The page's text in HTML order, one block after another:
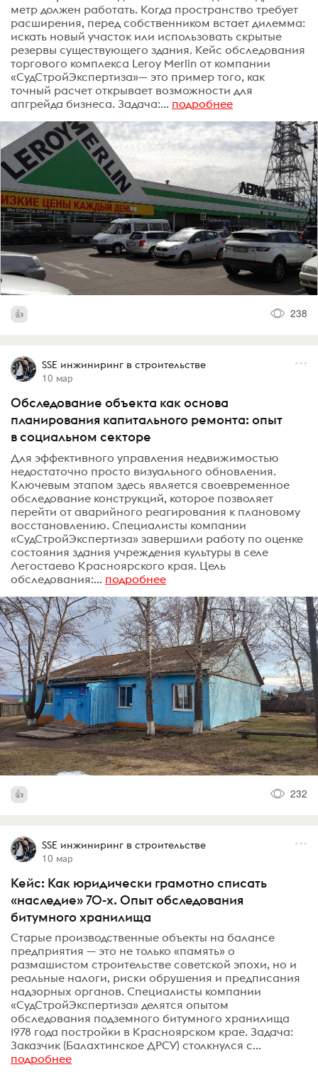
метр должен работать. Когда пространство требует
расширения, перед собственником встает дилемма:
искать новый участок или использовать скрытые
резервы существующего здания. Кейс обследования
торгового комплекса Leroy Merlin от компании
«СудСтройЭкспертиза»— это пример того, как
точный расчет открывает возможности для
апгрейда бизнеса. Задача:... подробнее
238
SSE инжиниринг в строительстве
10 мар
Обследование объекта как основа
планирования капитального ремонта: опыт
в социальном секторе
Для эффективного управления недвижимостью
недостаточно просто визуального обновления.
Ключевым этапом здесь является своевременное
обследование конструкций, которое позволяет
перейти от аварийного реагирования к плановому
восстановлению. Специалисты компании
«СудСтройЭкспертиза» завершили работу по оценке
состояния здания учреждения культуры в селе
Легостаево Красноярского края. Цель
обследования:... подробнее
232
SSE инжиниринг в строительстве
10 мар
Кейс: Как юридически грамотно списать
«наследие» 70-х. Опыт обследования
битумного хранилища
Старые производственные объекты на балансе
предприятия — это не только «память» о
размашистом строительстве советской эпохи, но и
реальные налоги, риски обрушения и предписания
надзорных органов. Специалисты компании
«СудСтройЭкспертиза» делятся опытом
обследования подземного битумного хранилища
1978 года постройки в Красноярском крае. Задача:
Заказчик (Балахтинское ДРСУ) столкнулся с...
подробнее